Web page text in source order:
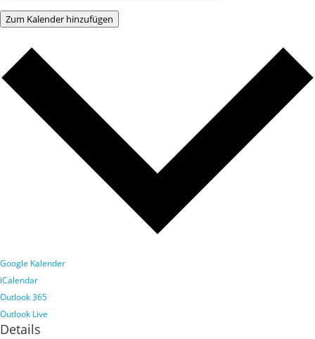
Zum Kalender hinzufügen
Google Kalender
iCalendar
Outlook 365
Outlook Live
Details